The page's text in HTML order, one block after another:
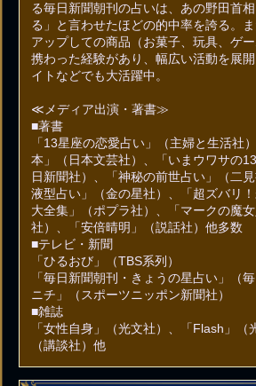
る毎日新聞朝刊の占いは、あの野田首
る」と言わせたほどの的中率を誇る。
アップしての商品（お菓子、玩具、ゲ
携わった経験があり、幅広い活動を展
イトなどでも大活躍中。
≪メディア出演・著書≫
■著書
「13星座の恋愛占い」（主婦と生活社
本」（日本文芸社）、「いまウワサの
日新聞社）、「神秘の前世占い」（二
液型占い」（金の星社）、「超ズバリ
大全集」（ポプラ社）、「マークの魔
社）、「安倍晴明」（説話社）他多数
■テレビ・新聞
「ひるおび」（TBS系列）
「毎日新聞朝刊・きょうの星占い」（
ニチ」（スポーツニッポン新聞社）
■雑誌
「女性自身」（光文社）、「Flash」（
（講談社）他